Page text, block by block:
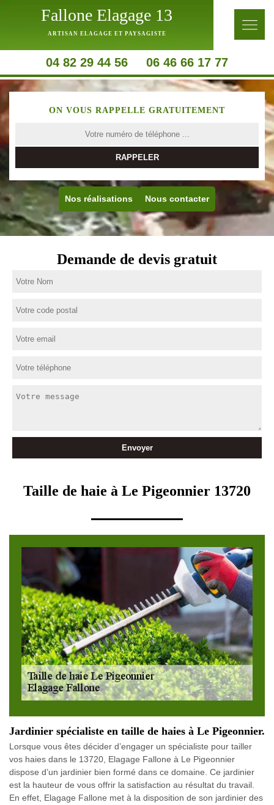
Fallone Elagage 13
ARTISAN ELAGAGE ET PAYSAGISTE
04 82 29 44 56 06 46 66 17 77
ON VOUS RAPPELLE GRATUITEMENT
Nos réalisations Nous contacter
Demande de devis gratuit
Taille de haie à Le Pigeonnier 13720
Jardinier spécialiste en taille de haies à Le Pigeonnier.
Lorsque vous êtes décider d’engager un spécialiste pour tailler
vos haies dans le 13720, Elagage Fallone à Le Pigeonnier
dispose d’un jardinier bien formé dans ce domaine. Ce jardinier
est la hauteur de vous offrir la satisfaction au résultat du travail.
En effet, Elagage Fallone met à la disposition de son jardinier des